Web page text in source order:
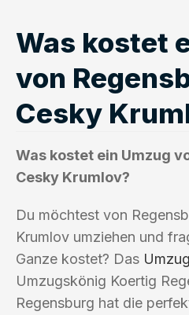
Was kostet
von
Cesky
Was kostet ein Umzug
Cesky Krumlov?
Du möchtest von
Krumlov umziehen und
Ganze kostet? Das
Umzugskönig Koertig
Regensburg hat die